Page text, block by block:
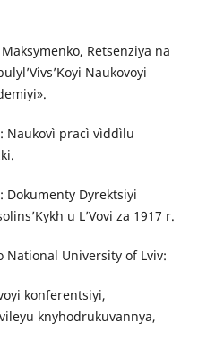
Retsenziya na
Naukovoyi
Naukovì pracì vìddìlu
Dokumenty Dyrektsiyi
u L’Vovi za 1917 r.
National University of Lviv:
konferentsiyi,
knyhodrukuvannya,